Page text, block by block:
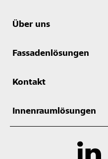
Über uns
Fassadenlösungen
Kontakt
Innenraumlösungen